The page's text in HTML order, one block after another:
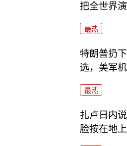
把全世界
最热
特朗普扔
选，美军
最热
扎卢日内
脸按在地